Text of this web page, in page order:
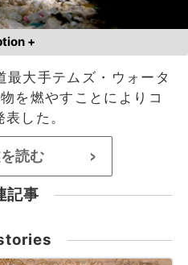
+
最大手テムズ・ウォータ
を燃やすことによりコ
した。
読む >
記事